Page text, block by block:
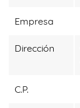
Empresa
Dirección
C.P.